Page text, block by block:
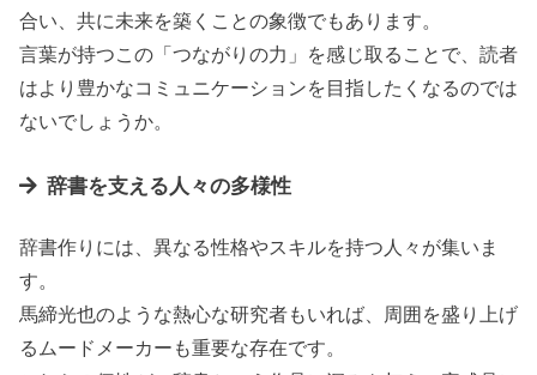
合い、共に未来を築くことの象徴でもあります。
言葉が持つこの「つながりの力」を感じ取ることで、読者
はより豊かなコミュニケーションを目指したくなるのでは
ないでしょうか。
辞書を支える人々の多様性
辞書作りには、異なる性格やスキルを持つ人々が集いま
す。
馬締光也のような熱心な研究者もいれば、周囲を盛り上げ
るムードメーカーも重要な存在です。